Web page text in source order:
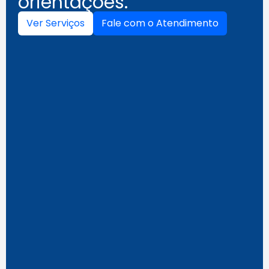
Ver Serviços Fale com o Atendimento